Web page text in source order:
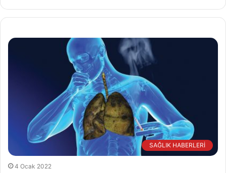
SAĞLIK HABERLERİ
4 Ocak 2022